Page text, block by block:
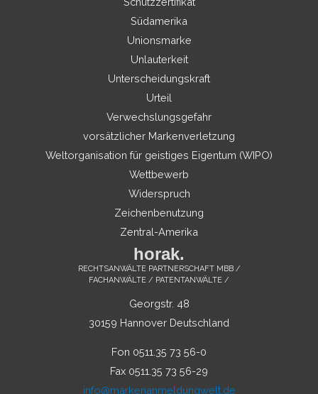
Südamerika
Unionsmarke
Unlauterkeit
Unterscheidungskraft
Urteil
Verwechslungsgefahr
vorsätzlicher Markenverletzung
Weltorganisation für geistiges Eigentum (WIPO)
Wettbewerb
Widerspruch
Zeichenbenutzung
Zentral-Amerika
horak.
RECHTSANWÄLTE PARTNERSCHAFT MBB /
FACHANWÄLTE / PATENTANWÄLTE /
Georgstr. 48
30159 Hannover Deutschland
Fon 0511.35 73 56-0
Fax 0511.35 73 56-29
info@markenanmeldungwelt.de